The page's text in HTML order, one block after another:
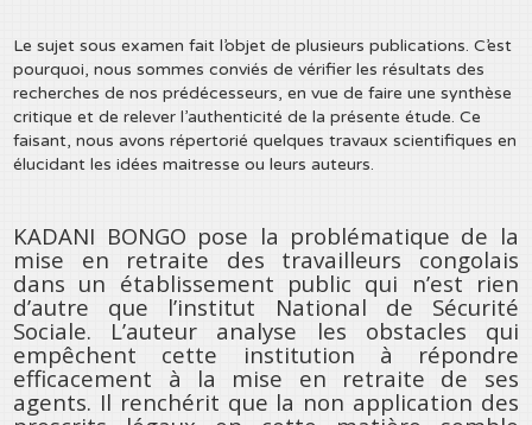
Le sujet sous examen fait l’objet de plusieurs publications. C’est
pourquoi, nous sommes conviés de vérifier les résultats des
recherches de nos prédécesseurs, en vue de faire une synthèse
critique et de relever l’authenticité de la présente étude. Ce
faisant, nous avons répertorié quelques travaux scientifiques en
élucidant les idées maitresse ou leurs auteurs.
KADANI BONGO pose la problématique de la
mise en retraite des travailleurs congolais
dans un établissement public qui n’est rien
d’autre que l’institut National de Sécurité
Sociale. L’auteur analyse les obstacles qui
empêchent cette institution à répondre
efficacement à la mise en retraite de ses
agents. Il renchérit que la non application des